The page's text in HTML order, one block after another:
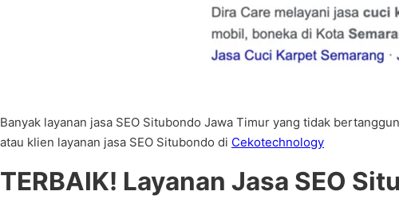
Banyak layanan jasa SEO Situbondo Jawa Timur yang tidak
atau klien layanan jasa SEO Situbondo di Cekotechnology
TERBAIK! Layanan Jasa SEO